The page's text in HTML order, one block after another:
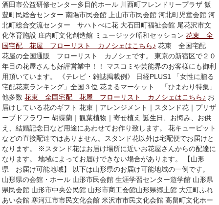
酒田市公益研修センター多目的ホール 川西町フレンドリープラザ 飯
豊町民総合センター 南陽市民会館 上山市市民会館 河北町児童会館 河
北町総合交流センター サハトべに花 大石田町福祉会館 尾花沢市文
化体育施設 庄内町文化創造館 ミュージック昭和セッション花束 全
国宅配 花屋 フローリスト カノシェはこちら♪ 花束 全国宅配
花屋の全国通販 フローリスト カノシェです。 東京の新宿区で２０
年目の花屋さんも好評営業中！！ マスコミや芸能界のお客様にも御利
用頂いています。 《テレビ・雑誌掲載例》 日経PLUS1 「女性に贈る
宅配花束ランキング」全国３位 花まるマーケット 「ひまわり特集」
他多数花束 全国宅配 花屋 フローリスト カノシェはこちら♪ お
届けしている花のギフト 花束｜アレンジメント｜スタンド花｜プリザ
ーブドフラワー 胡蝶蘭｜観葉植物｜寄せ植え 誕生日、お悔み、お供
え、結婚記念日など用途にあわせてお作り致します。 花キューピット
などの直接配達ではありません。スタンド花以外は宅配便でお届けと
なります。 ※スタンド花はお届け場所に近いお花屋さんからの配達に
なります。 地域によってお届けできない場合があります。 【山形
県 お届け可能地域】 以下は山形県のお届け可能地域の一例です。
山形県の会館・ホール 山形市民会館 生涯学習センター遊学館 山形県
県民会館 山形市中央公民館 山形市商工会館山形県郷土館 大江町ふれ
あい会館 寒河江市市民文化会館 米沢市市民文化会館 高畠町文化ホー